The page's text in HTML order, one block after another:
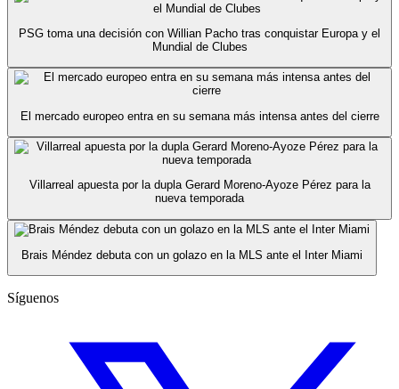
PSG toma una decisión con Willian Pacho tras conquistar Europa y el
Mundial de Clubes
El mercado europeo entra en su semana más intensa antes del cierre
Villarreal apuesta por la dupla Gerard Moreno-Ayoze Pérez para la
nueva temporada
Brais Méndez debuta con un golazo en la MLS ante el Inter Miami
Síguenos